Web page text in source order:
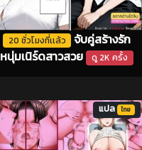
20 ชั่วโมงที่เเล้ว
จับคู่สร้างรัก
หนุ่มเนิร์ดสาวสวย ดู 2K ครั้ง
แปล ไทย